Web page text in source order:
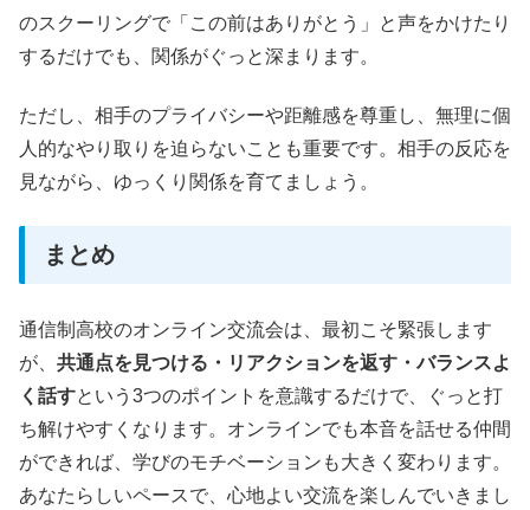
のスクーリングで「この前はありがとう」と声をかけたり
するだけでも、関係がぐっと深まります。
ただし、相手のプライバシーや距離感を尊重し、無理に個
人的なやり取りを迫らないことも重要です。相手の反応を
見ながら、ゆっくり関係を育てましょう。
まとめ
通信制高校のオンライン交流会は、最初こそ緊張します
が、 共通点を見つける・リアクションを返す・バランスよ
く話すという3つのポイントを意識するだけで、ぐっと打
ち解けやすくなります。オンラインでも本音を話せる仲間
ができれば、学びのモチベーションも大きく変わります。
あなたらしいペースで、心地よい交流を楽しんでいきまし